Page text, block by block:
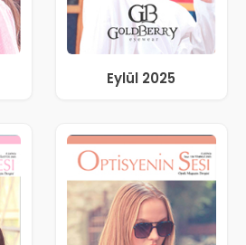
Eylül 2025